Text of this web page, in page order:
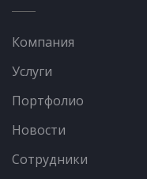
Компания
Услуги
Портфолио
Новости
Сотрудники